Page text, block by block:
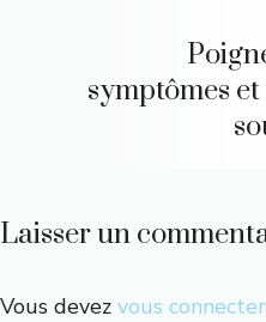
symptômes
Laisser un
Vous devez vous connecter